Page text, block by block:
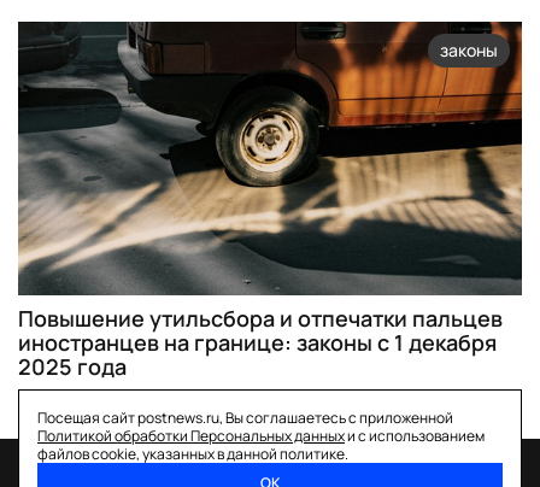
законы
Повышение утильсбора и отпечатки пальцев
иностранцев на границе: законы с 1 декабря
2025 года
Посещая сайт postnews.ru, Вы соглашаетесь с приложенной
Политикой обработки Персональных данныхи с использованием
файлов cookie, указанных в данной политике.
ОК